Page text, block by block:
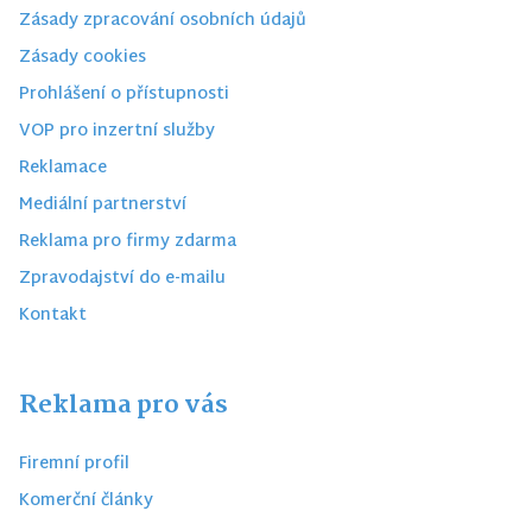
Zásady zpracování osobních údajů
Zásady cookies
Prohlášení o přístupnosti
VOP pro inzertní služby
Reklamace
Mediální partnerství
Reklama pro firmy zdarma
Zpravodajství do e-mailu
Kontakt
Reklama pro vás
Firemní profil
Komerční články